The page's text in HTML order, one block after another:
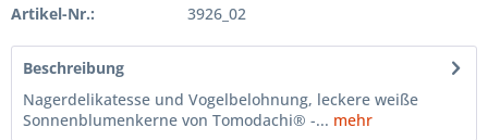
Artikel-Nr.: 3926_02
Beschreibung
Nagerdelikatesse und Vogelbelohnung, leckere weiße
Sonnenblumenkerne von Tomodachi® -... mehr